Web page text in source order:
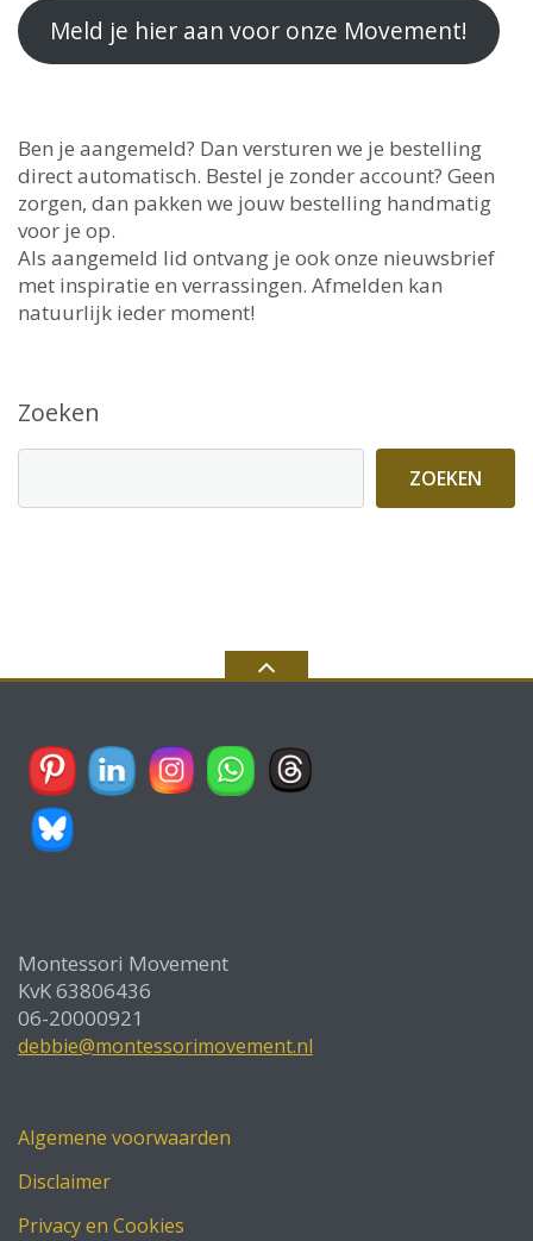
Meld je hier aan voor onze Movement!
Ben je aangemeld? Dan versturen we je bestelling
direct automatisch. Bestel je zonder account? Geen
zorgen, dan pakken we jouw bestelling handmatig
voor je op.
Als aangemeld lid ontvang je ook onze nieuwsbrief
met inspiratie en verrassingen. Afmelden kan
natuurlijk ieder moment!
Zoeken
ZOEKEN
Montessori Movement
KvK 63806436
06-20000921
debbie@montessorimovement.nl
Algemene voorwaarden
Disclaimer
Privacy en Cookies